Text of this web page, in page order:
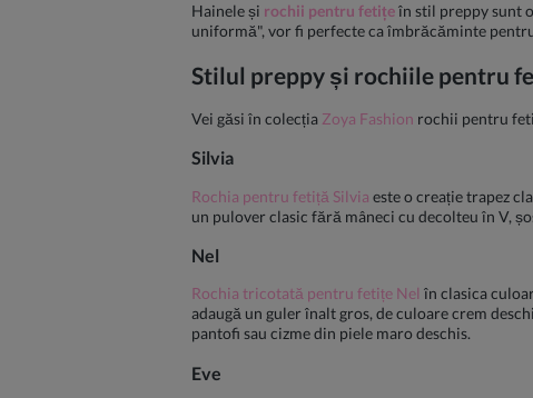
Hainele și rochii pentru fetițeîn stil preppy sunt
uniformă", vor fi perfecte ca îmbrăcăminte
Stilul preppy și rochiile pentru
Vei găsi în colecția Zoya Fashion rochii pentru
Silvia
Rochia pentru fetiță Silvia este o creație trapez
un pulover clasic fără mâneci cu decolteu în V,
Nel
Rochia tricotată pentru fetițe Nel în clasica
adaugă un guler înalt gros, de culoare crem
pantofi sau cizme din piele maro deschis.
Eve